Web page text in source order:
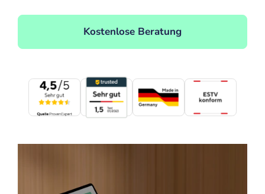
Kostenlose Beratung